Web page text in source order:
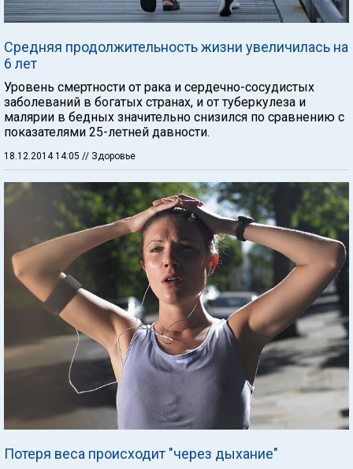
Средняя продолжительность жизни увеличилась на
6 лет
Уровень смертности от рака и сердечно-сосудистых
заболеваний в богатых странах, и от туберкулеза и
малярии в бедных значительно снизился по сравнению с
показателями 25-летней давности.
18.12.2014 14:05 // Здоровье
Потеря веса происходит "через дыхание"